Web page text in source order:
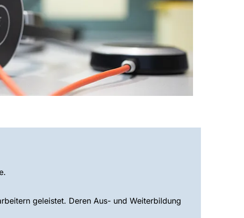
geleistet. Deren Aus- und Weiterbildung